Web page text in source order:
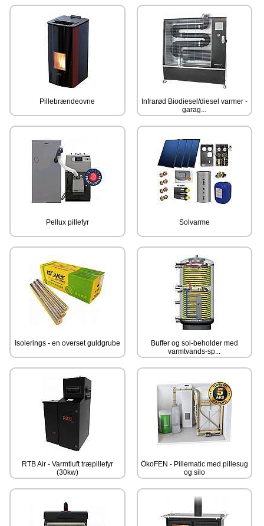
Pillebrændeovne
Infrarød Biodiesel/diesel varmer -
garag...
Pellux pillefyr Solvarme
Isolerings - en overset guldgrube
Buffer og sol-beholder med
varmtvands-sp...
RTB Air - Varmtluft træpillefyr
(30kw)
ÖkoFEN - Pillematic med pillesug
og silo